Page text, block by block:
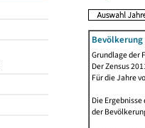
Grundlage der
Der Zensus
Für die Jahre
Die
der